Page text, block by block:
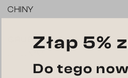
CHINY
GRUBOŚĆ IGŁY